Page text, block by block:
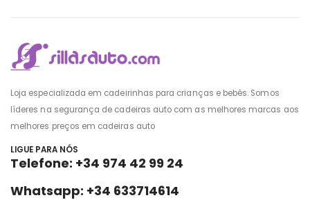
Loja especializada em cadeirinhas para crianças e bebês. Somos
líderes na segurança de cadeiras auto com as melhores marcas aos
melhores preços em cadeiras auto
LIGUE PARA NÓS
Telefone: +34 974 42 99 24
Whatsapp: +34 633714614